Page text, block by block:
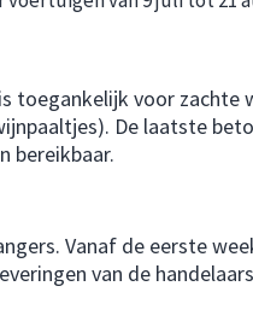
toegankelijk voor zachte
De laatste
bereikbaar.
Vanaf de eerste
van de